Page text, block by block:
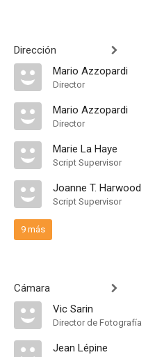
Dirección
Mario Azzopardi
Director
Mario Azzopardi
Director
Marie La Haye
Script Supervisor
Joanne T. Harwood
Script Supervisor
9 más
Cámara
Vic Sarin
Director de Fotografía
Jean Lépine